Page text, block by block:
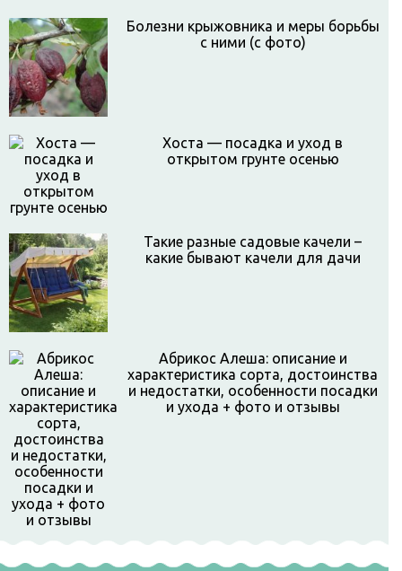
Болезни крыжовника и меры борьбы
с ними (с фото)
Хоста — посадка и уход в
открытом грунте осенью
Такие разные садовые качели –
какие бывают качели для дачи
Абрикос Алеша: описание и
характеристика сорта, достоинства
и недостатки, особенности посадки
и ухода + фото и отзывы